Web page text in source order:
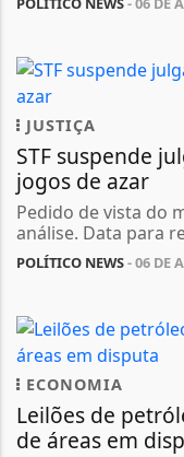
JUSTIÇA
STF suspende
jogos de azar
Pedido de vista do
análise. Data para
POLÍTICO NEWS- 06 DE
ECONOMIA
Leilões de
de áreas em